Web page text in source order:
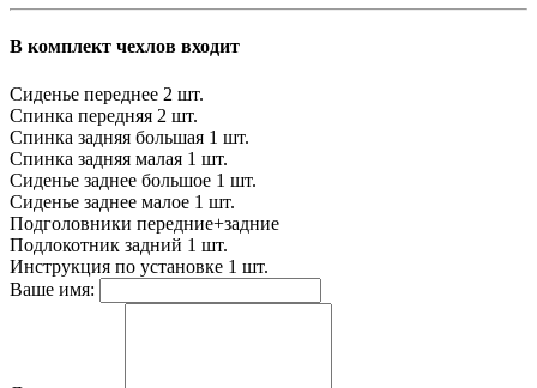
В комплект чехлов входит
Сиденье переднее 2 шт.
Спинка передняя 2 шт.
Спинка задняя большая 1 шт.
Спинка задняя малая 1 шт.
Сиденье заднее большое 1 шт.
Сиденье заднее малое 1 шт.
Подголовники передние+задние
Подлокотник задний 1 шт.
Инструкция по установке 1 шт.
Ваше имя: